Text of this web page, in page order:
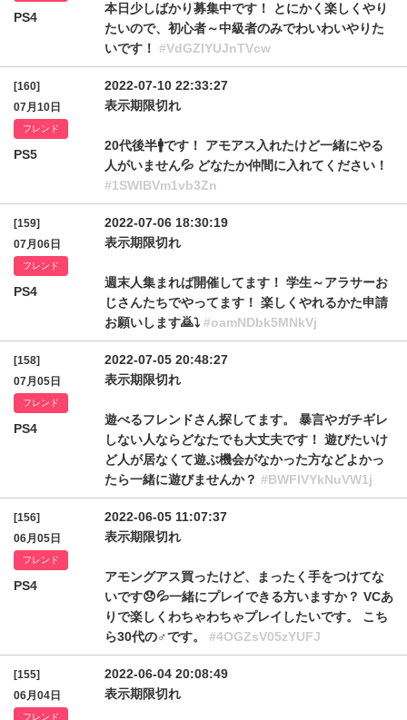
PS4
本日少しばかり募集中です！ とにかく楽しくやり
たいので、初心者～中級者のみでわいわいやりた
いです！ #VdGZIYUJnTVcw
[160]
07月10日
フレンド
PS5
2022-07-10 22:33:27
表示期限切れ
20代後半🚹です！ アモアス入れたけど一緒にやる
人がいません💦 どなたか仲間に入れてください！
#1SWlBVm1vb3Zn
[159]
07月06日
フレンド
PS4
2022-07-06 18:30:19
表示期限切れ
週末人集まれば開催してます！ 学生～アラサーお
じさんたちでやってます！ 楽しくやれるかた申請
お願いします🙇⤵️ #oamNDbk5MNkVj
[158]
07月05日
フレンド
PS4
2022-07-05 20:48:27
表示期限切れ
遊べるフレンドさん探してます。 暴言やガチギレ
しない人ならどなたでも大丈夫です！ 遊びたいけ
ど人が居なくて遊ぶ機会がなかった方などよかっ
たら一緒に遊びませんか？ #BWFlVYkNuVW1j
[156]
06月05日
フレンド
PS4
2022-06-05 11:07:37
表示期限切れ
アモングアス買ったけど、まったく手をつけてな
いです😞💦一緒にプレイできる方いますか？ VCあ
りで楽しくわちゃわちゃプレイしたいです。 こち
ら30代の♂です。 #4OGZsV05zYUFJ
[155]
06月04日
フレンド
2022-06-04 20:08:49
表示期限切れ